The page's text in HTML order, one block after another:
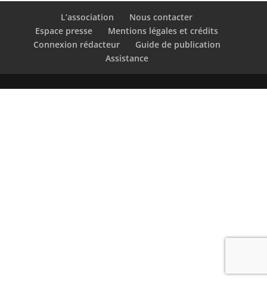
L’association
Nous contacter
Espace presse
Mentions légales et crédits
Connexion rédacteur
Guide de publication
Assistance